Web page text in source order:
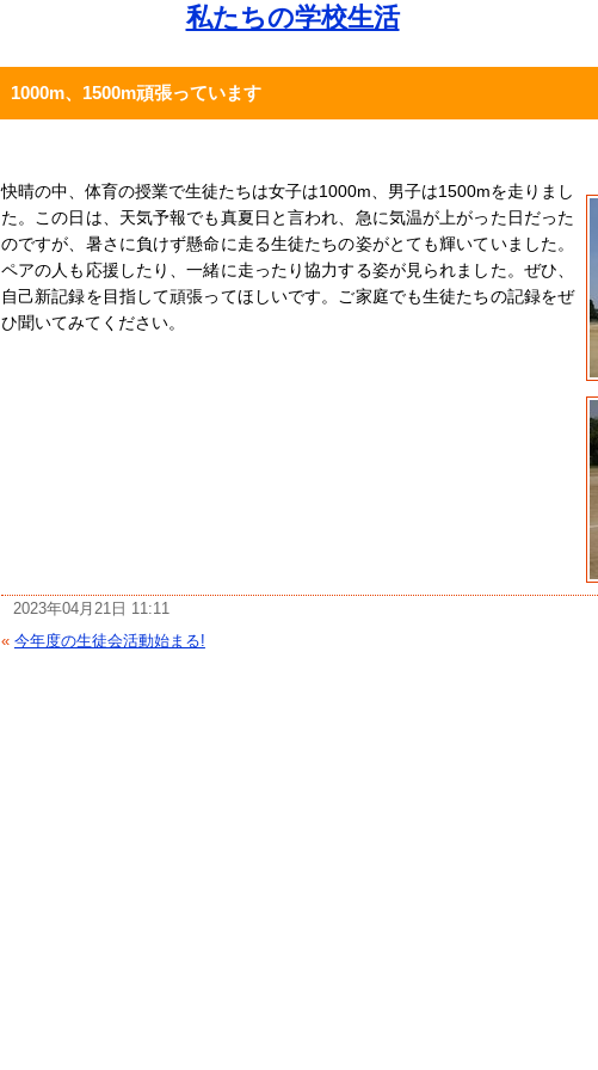
私たちの学校生活
1000m、1500m頑張っています
快晴の中、体育の授業で生徒たちは女子は1000m、男子は1500mを走りまし
た。この日は、天気予報でも真夏日と言われ、急に気温が上がった日だった
のですが、暑さに負けず懸命に走る生徒たちの姿がとても輝いていました。
ペアの人も応援したり、一緒に走ったり協力する姿が見られました。ぜひ、
自己新記録を目指して頑張ってほしいです。ご家庭でも生徒たちの記録をぜ
ひ聞いてみてください。
2023年04月21日 11:11
« 今年度の生徒会活動始まる!